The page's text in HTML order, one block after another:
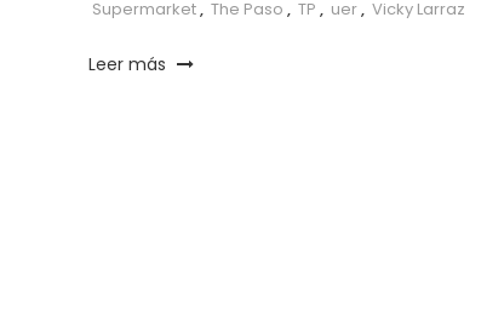
Supermarket, The Paso , TP , uer, Vicky Larraz
Leer más